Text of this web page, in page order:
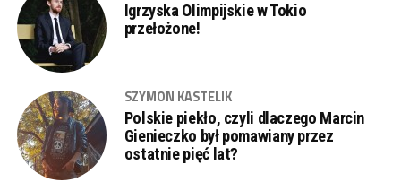
Igrzyska Olimpijskie w Tokio
przełożone!
SZYMON KASTELIK
Polskie piekło, czyli dlaczego Marcin
Gienieczko był pomawiany przez
ostatnie pięć lat?